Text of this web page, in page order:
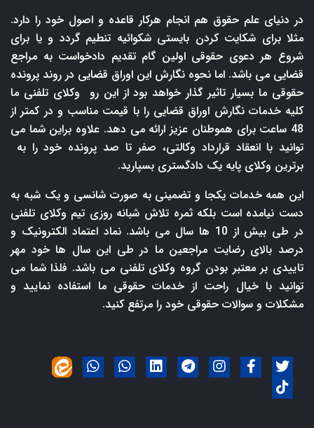
در دنیای علم حقوق هم انجام هرکار قاعده و اصول خود را دارد.
مثلا برای شکایت کردن بایستی شکوائیه تنطیم گردد و یا برای
شروع هر دعوی حقوقی اولین گام تقدیم دادخواست به مراجع
قضایی می باشد. اما نحوه نگارش این اوراق قضایی در روند پرونده
حقوقی ما بسیار تاثیر گذار خواهد بود از این رو وکلای تلفنی ما
کلیه خدمات نگارش اوراق قضایی را با قیمت مناسب و در کمتر از
48 ساعت برای هموطنان عزیز ارائه می دهد. علاوه براین شما می
توانید با انعقاد قرارداد وکالتی، صفر تا صد پرونده خود را به
برترین وکلای پایه یک دادگستری بسپارید.
این همه خدمات یکجا و تضمینی به صورت شانسی و یک شبه به
دست نیامده است بلکه ثمره تلاش شبانه روزی تیم وکلای تلفنی
در طی بیش از 10 ها سال می باشد. نماد اعتماد الکترونیک و
درصد بالای رضایت مراجعین ما در طی این سال ها خود مهر
تاییدی بر معتبر بودن گروه وکلای تلفنی می باشد. فلذا شما می
توانید با خیال راحت از خدمات حقوقی ما استفاده نمایید و
مشکلات و سوالات حقوقی خود را مرتفع کنید.